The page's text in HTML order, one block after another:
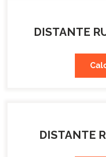
DISTANTE
DISTANTE